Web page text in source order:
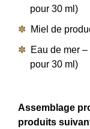
pour 30 ml)
Miel de
Eau de mer
pour 30 ml)
Assemblage
produits